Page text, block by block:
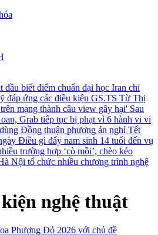
biết điểm chuẩn đại học Iran chỉ
đáp ứng các điều kiện GS.TS Từ Thị
mạng thành câu view gây hại' Sau
Grab tiếp tục bị phạt vì 6 hành vi vi
Đồng thuận phương án nghỉ Tết
Điều gì đẩy nam sinh 14 tuổi đến vụ
trường hợp ‘cò mồi’, chèo kéo
Nội tổ chức nhiều chương trình nghệ
nghệ thuật